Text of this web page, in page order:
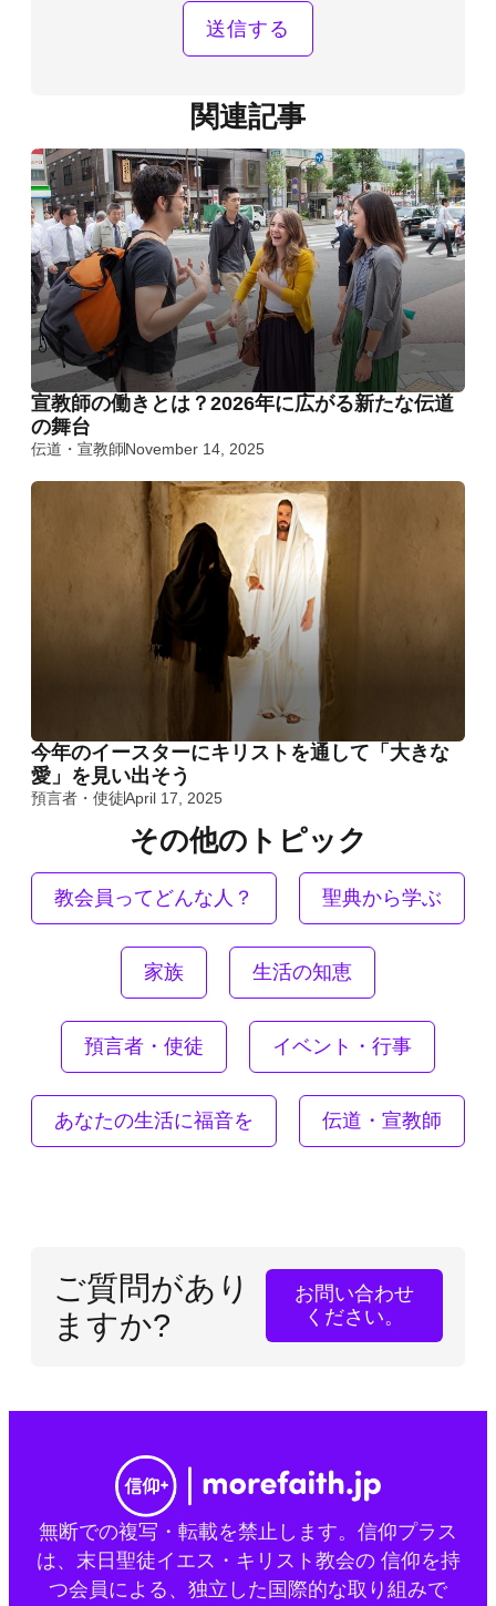
関連記事
宣教師の働きとは？2026年に広がる新たな伝道
の舞台
伝道・宣教師November 14, 2025
今年のイースターにキリストを通して「大きな
愛」を見い出そう
預言者・使徒April 17, 2025
その他のトピック
教会員ってどんな人？ 聖典から学ぶ
家族 生活の知恵
預言者・使徒 イベント・行事
あなたの生活に福音を 伝道・宣教師
ご質問があり
ますか?
お問い合わせ
ください。
無断での複写・転載を禁止します。信仰プラス
は、末日聖徒イエス・キリスト教会の 信仰を持
つ会員による、独立した国際的な取り組みで